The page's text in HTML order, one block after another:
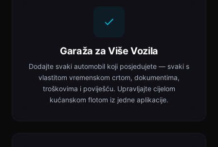
Garaža za Više Vozila
Dodajte svaki automobil koji posjedujete — svaki s
vlastitom vremenskom crtom, dokumentima,
troškovima i poviješću. Upravljajte cijelom
kućanskom flotom iz jedne aplikacije.